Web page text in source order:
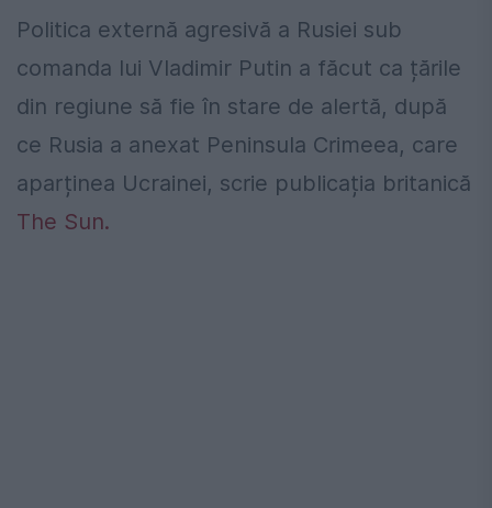
Politica externă agresivă a Rusiei sub
comanda lui Vladimir Putin a făcut ca țările
din regiune să fie în stare de alertă, după
ce Rusia a anexat Peninsula Crimeea, care
aparținea Ucrainei, scrie publicația britanică
The Sun.